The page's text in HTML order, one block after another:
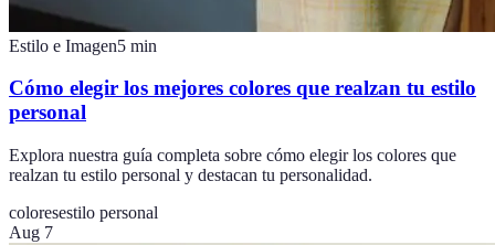
Estilo e Imagen5 min
Cómo elegir los mejores colores que realzan tu estilo
personal
Explora nuestra guía completa sobre cómo elegir los colores que
realzan tu estilo personal y destacan tu personalidad.
coloresestilo personal
Aug 7